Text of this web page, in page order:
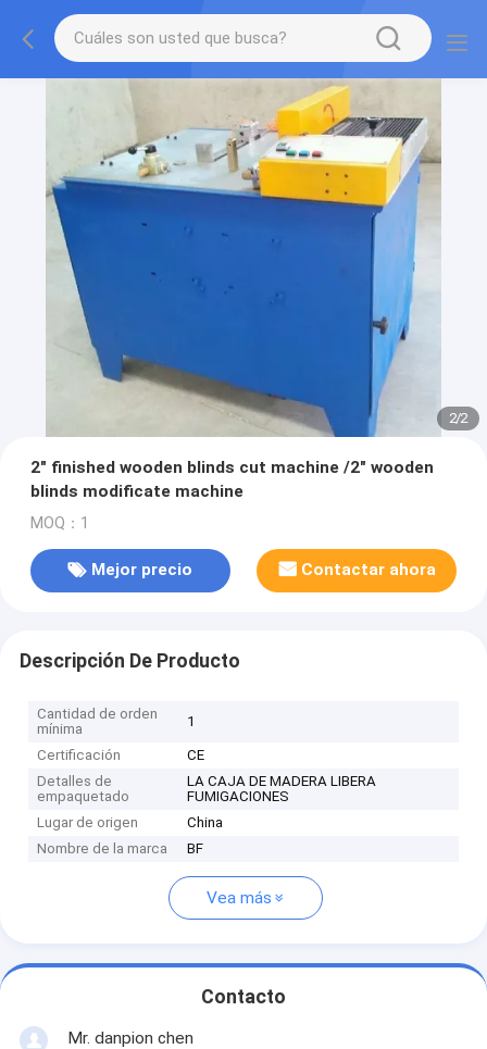
2/2
2" finished wooden blinds cut machine /2" wooden
blinds modificate machine
MOQ：1
Mejor precio Contactar ahora
Descripción De Producto
Cantidad de orden
mínima
1
Certificación
CE
Detalles de
empaquetado
LA CAJA DE MADERA LIBERA
FUMIGACIONES
Lugar de origen
China
Nombre de la marca
BF
Vea más
Contacto
Mr. danpion chen